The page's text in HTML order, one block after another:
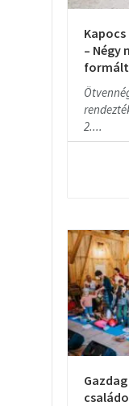
– Négy
formált
2....